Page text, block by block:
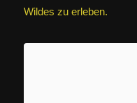
Wildes zu erleben.